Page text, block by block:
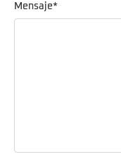
Mensaje*